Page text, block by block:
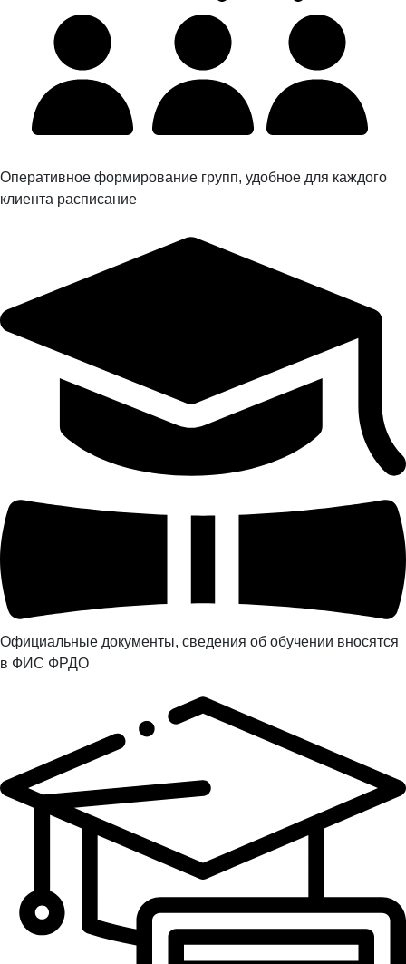
Оперативное формирование групп, удобное для каждого
клиента расписание
Официальные документы, сведения об обучении вносятся
в ФИС ФРДО